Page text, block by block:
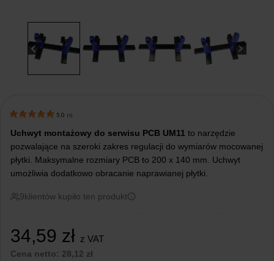
5.0 (1)
Uchwyt montażowy do serwisu PCB UM11 to narzędzie
pozwalające na szeroki zakres regulacji do wymiarów mocowanej
płytki. Maksymalne rozmiary PCB to 200 x 140 mm. Uchwyt
umożliwia dodatkowo obracanie naprawianej płytki.
9klientów kupiło ten produkt
34,59 zł z VAT
Cena netto: 28,12 zł